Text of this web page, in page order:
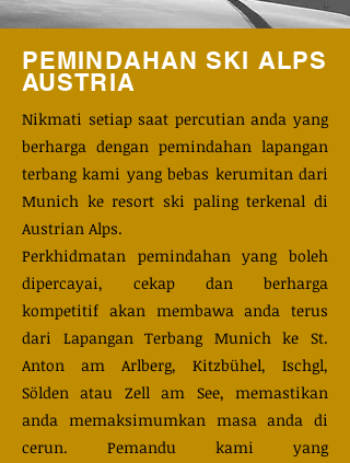
PEMINDAHAN SKI ALPS
AUSTRIA
Nikmati setiap saat percutian anda yang
berharga dengan pemindahan lapangan
terbang kami yang bebas kerumitan dari
Munich ke resort ski paling terkenal di
Austrian Alps.
Perkhidmatan pemindahan yang boleh
dipercayai, cekap dan berharga
kompetitif akan membawa anda terus
dari Lapangan Terbang Munich ke St.
Anton am Arlberg, Kitzbühel, Ischgl,
Sölden atau Zell am See, memastikan
anda memaksimumkan masa anda di
cerun. Pemandu kami yang